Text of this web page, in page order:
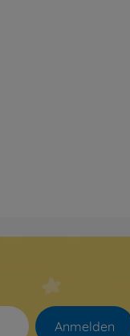
Anmelden